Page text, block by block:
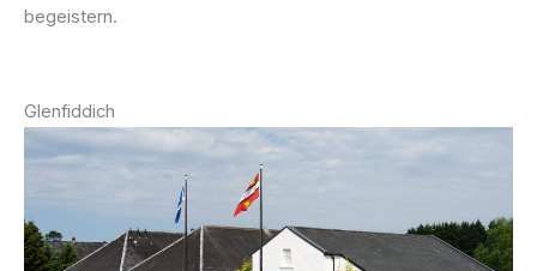
begeistern.
Glenfiddich